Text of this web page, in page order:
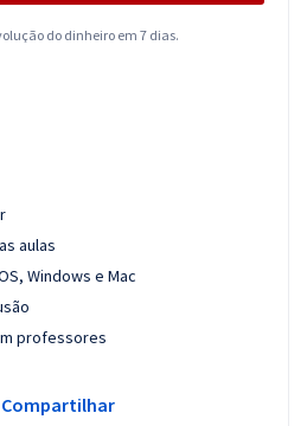
do dinheiro em 7 dias.
aulas
Windows e Mac
professores
Compartilhar